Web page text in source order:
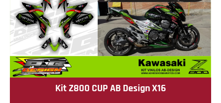
Kit Z800 CUP AB Design X16